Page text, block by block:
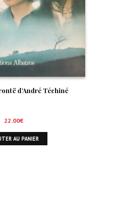
d’André Téchiné
22.00€
AU PANIER